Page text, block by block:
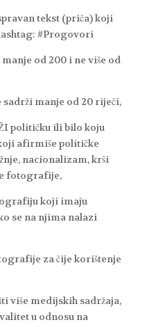
tekst (priča) koji
#Progovori
od 200 i ne više od
manje od 20 riječi,
političku ili bilo koju
afirmiše političke
nacionalizam, krši
fotografije,
koji imaju
se na njima nalazi
za čije korištenje
više medijskih sadržaja,
u odnosu na